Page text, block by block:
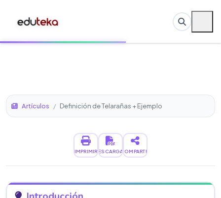
Artículos / Definición de Telarañas + Ejemplo
IMPRIMIRDESCARGARCOMPARTIR